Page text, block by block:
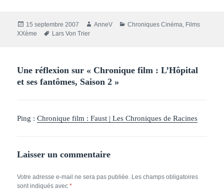
Publié
le
15 septembre 2007 Auteur
AnneV Catégories
Chroniques Cinéma, Films
XXème
Mots-
Lars Von Trier
Une réflexion sur « Chronique film : L’Hôpital
et ses fantômes, Saison 2 »
Ping :Chronique film : Faust | Les Chroniques de Racines
Laisser un commentaire
Votre adresse e-mail ne sera pas publiée. Les champs obligatoires
sont indiqués avec*